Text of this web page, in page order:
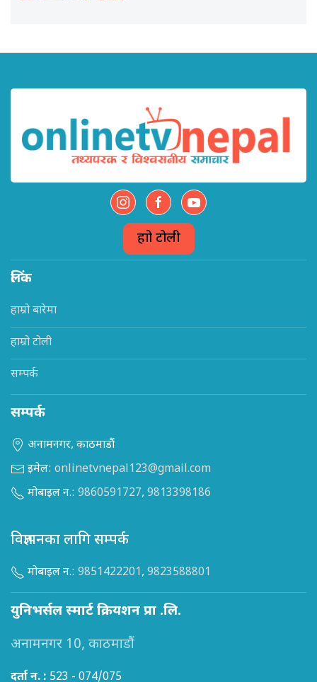
हाम्रो टोली
लिंक
हाम्रो बारेमा
हाम्रो टोली
सम्पर्क
सम्पर्क
अनामनगर, काठमाडौं
इमेल: onlinetvnepal123@gmail.com
मोबाइल न.: 9860591727, 9813398186
विज्ञापनका लागि सम्पर्क
मोबाइल न.: 9851422201, 9823588801
युनिभर्सल स्मार्ट क्रियशन प्रा .लि.
अनामनगर 10, काठमाडौं
दर्ता न. : 523 - 074/075